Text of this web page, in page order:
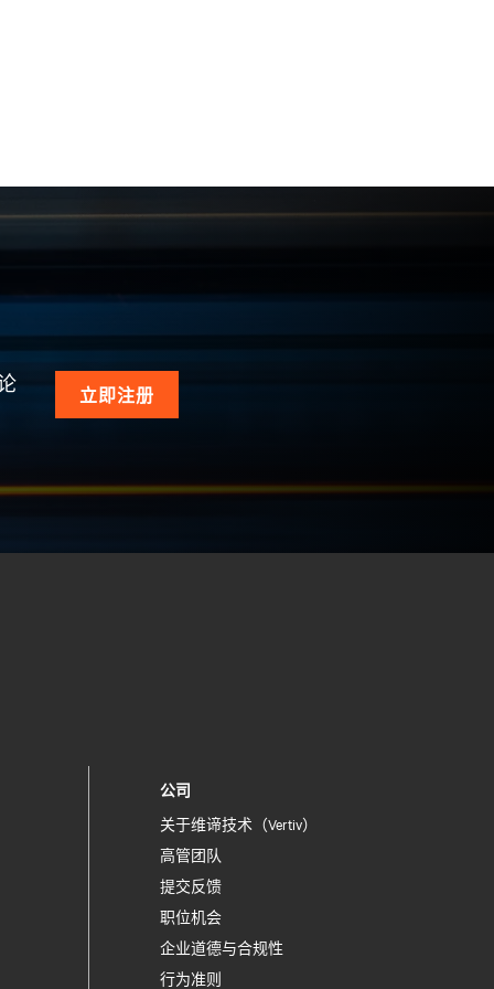
立即注册
公司
关于维谛技术（Vertiv）
高管团队
提交反馈
职位机会
企业道德与合规性
行为准则